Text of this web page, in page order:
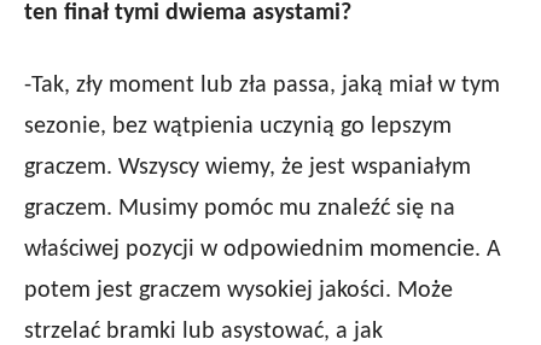
ten finał tymi dwiema asystami?
-Tak, zły moment lub zła passa, jaką miał w tym
sezonie, bez wątpienia uczynią go lepszym
graczem. Wszyscy wiemy, że jest wspaniałym
graczem. Musimy pomóc mu znaleźć się na
właściwej pozycji w odpowiednim momencie. A
potem jest graczem wysokiej jakości. Może
strzelać bramki lub asystować, a jak